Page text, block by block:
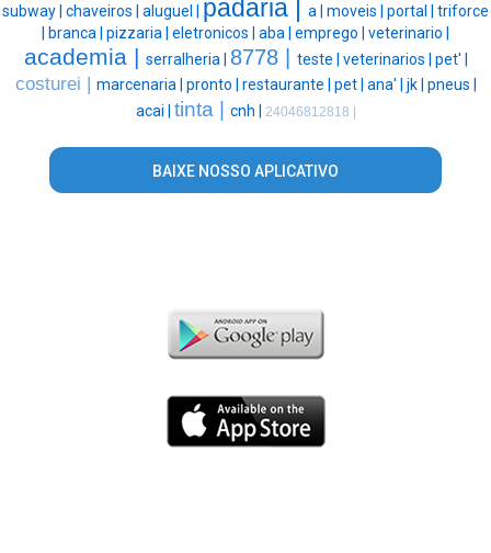
subway | chaveiros | aluguel | padaria | a | moveis | portal | triforce
branca | pizzaria | eletronicos | aba | emprego | veterinario |
academia | serralheria | 8778 | teste | veterinarios | pet' |
costurei | marcenaria | pronto | restaurante | pet | ana' | jk | pneus |
acai | tinta | cnh | 24046812818 |
BAIXE NOSSO APLICATIVO